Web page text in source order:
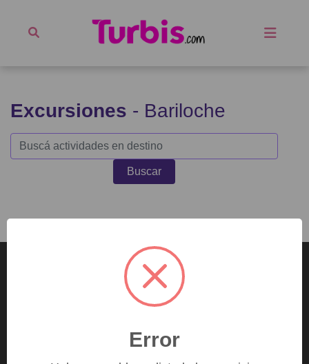
Excursiones - Bariloche
Buscar
Como nos valoran ⭐⭐⭐⭐⭐
Error